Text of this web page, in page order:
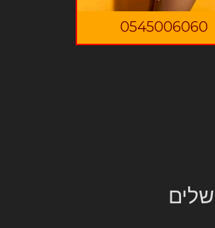
0545006060